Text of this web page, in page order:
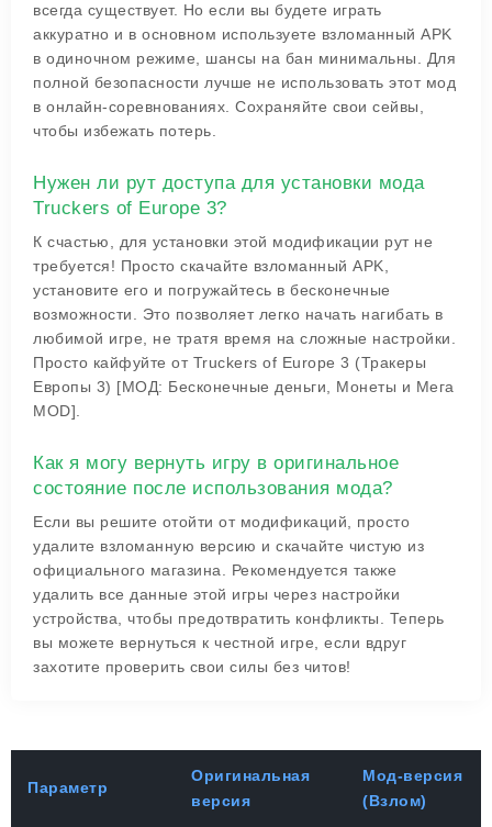
всегда существует. Но если вы будете играть
аккуратно и в основном используете взломанный APK
в одиночном режиме, шансы на бан минимальны. Для
полной безопасности лучше не использовать этот мод
в онлайн-соревнованиях. Сохраняйте свои сейвы,
чтобы избежать потерь.
Нужен ли рут доступа для установки мода
Truckers of Europe 3?
К счастью, для установки этой модификации рут не
требуется! Просто скачайте взломанный APK,
установите его и погружайтесь в бесконечные
возможности. Это позволяет легко начать нагибать в
любимой игре, не тратя время на сложные настройки.
Просто кайфуйте от Truckers of Europe 3 (Тракеры
Европы 3) [МОД: Бесконечные деньги, Монеты и Мега
MOD].
Как я могу вернуть игру в оригинальное
состояние после использования мода?
Если вы решите отойти от модификаций, просто
удалите взломанную версию и скачайте чистую из
официального магазина. Рекомендуется также
удалить все данные этой игры через настройки
устройства, чтобы предотвратить конфликты. Теперь
вы можете вернуться к честной игре, если вдруг
захотите проверить свои силы без читов!
Параметр
Оригинальная
версия
Мод-версия
(Взлом)